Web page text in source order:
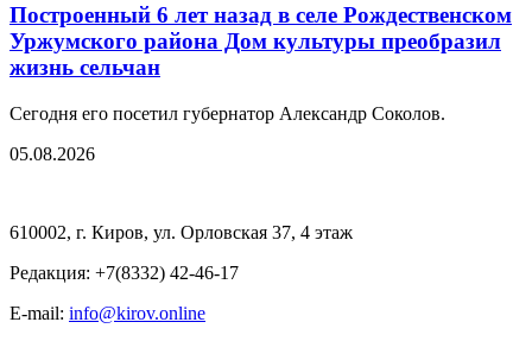
Построенный 6 лет назад в селе Рождественском
Уржумского района Дом культуры преобразил
жизнь сельчан
Сегодня его посетил губернатор Александр Соколов.
05.08.2026
610002, г. Киров, ул. Орловская 37, 4 этаж
Редакция: +7(8332) 42-46-17
E-mail: info@kirov.online